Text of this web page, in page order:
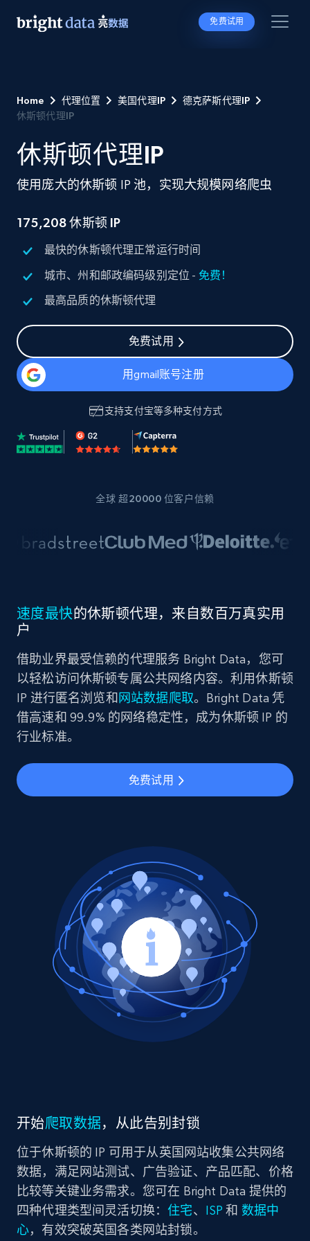
免费试用
Home 代理位置 美国代理IP
德克萨斯代理IP
休斯顿代理IP
休斯顿代理IP
使用庞大的休斯顿 IP 池，实现大规模网络爬虫
175,208休斯顿 IP
最快的休斯顿代理正常运行时间
城市、州和邮政编码级别定位 - 免费！
最高品质的休斯顿代理
免费试用
用gmail账号注册
支持支付宝等多种支付方式
全球 超20000 位客户信赖
速度最快的休斯顿代理，来自数百万真实用
户
借助业界最受信赖的代理服务 Bright Data，您可
以轻松访问休斯顿专属公共网络内容。利用休斯顿
IP 进行匿名浏览和 网站数据爬取。Bright Data 凭
借高速和 99.9% 的网络稳定性，成为休斯顿 IP 的
行业标准。
免费试用
开始爬取数据，从此告别封锁
位于休斯顿的 IP 可用于从英国网站收集公共网络
数据，满足网站测试、广告验证、产品匹配、价格
比较等关键业务需求。您可在 Bright Data 提供的
四种代理类型间灵活切换：住宅、 ISP 和 数据中
心，有效突破英国各类网站封锁。